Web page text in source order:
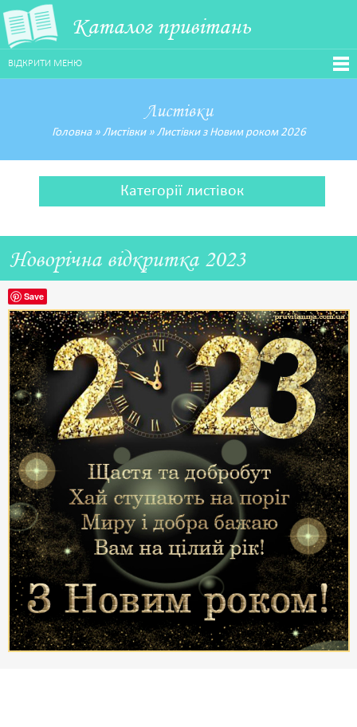
Каталог привітань
ВІДКРИТИ МЕНЮ
Листівки
Головна» Листівки» Листівки з Новим роком 2026
Категорії листівок
Новорічна відкритка 2023
Save